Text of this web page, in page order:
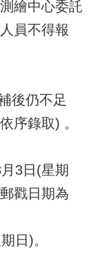
繪中心委託
員不得報
後仍不足
序錄取) 。
3日(星期
戳日期為
日)。